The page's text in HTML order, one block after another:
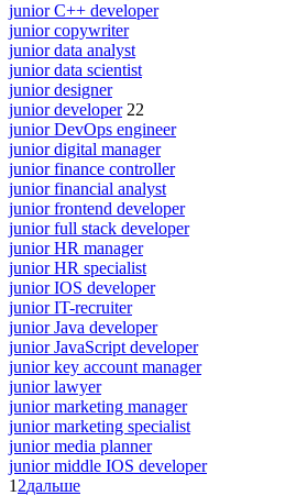
junior C++ developer
junior copywriter
junior data analyst
junior data scientist
junior designer
junior developer 22
junior DevOps engineer
junior digital manager
junior finance controller
junior financial analyst
junior frontend developer
junior full stack developer
junior HR manager
junior HR specialist
junior IOS developer
junior IT-recruiter
junior Java developer
junior JavaScript developer
junior key account manager
junior lawyer
junior marketing manager
junior marketing specialist
junior media planner
junior middle IOS developer
1 2дальше